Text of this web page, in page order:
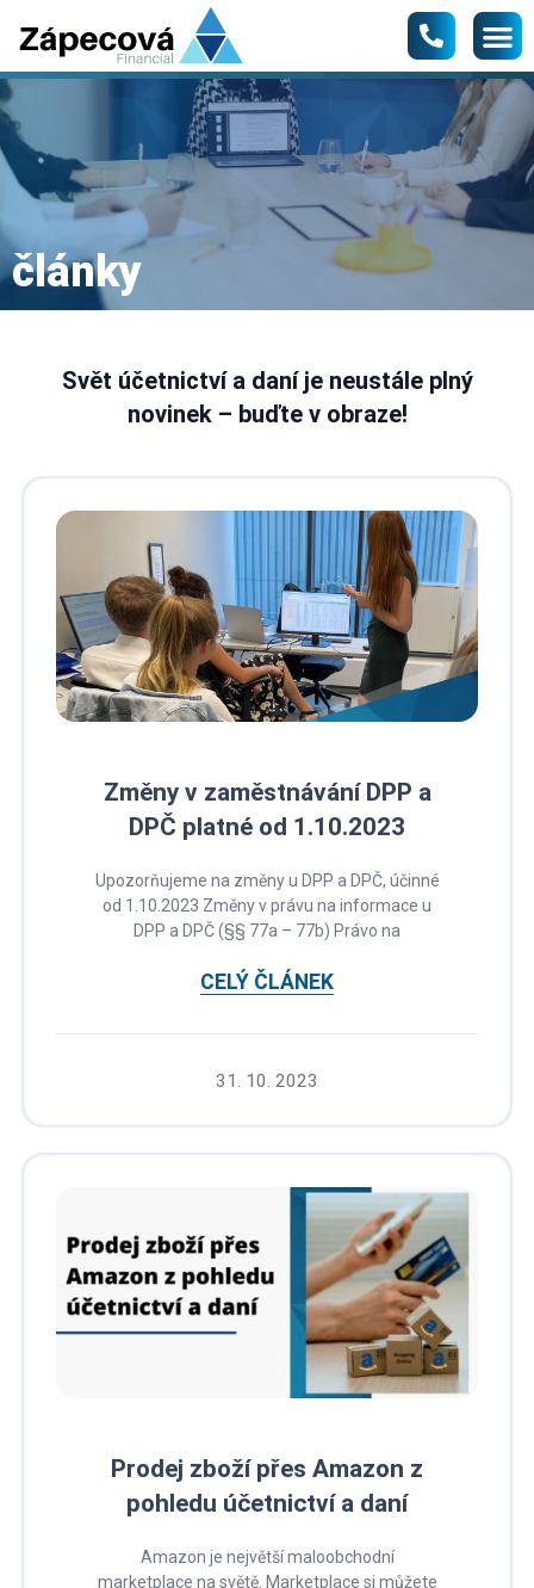
články
Svět účetnictví a daní je neustále plný
novinek – buďte v obraze!
Změny v zaměstnávání DPP a
DPČ platné od 1.10.2023
Upozorňujeme na změny u DPP a DPČ, účinné
od 1.10.2023 Změny v právu na informace u
DPP a DPČ (§§ 77a – 77b) Právo na
CELÝ ČLÁNEK
31. 10. 2023
Prodej zboží přes Amazon z
pohledu účetnictví a daní
Amazon je největší maloobchodní
marketplace na světě. Marketplace si můžete